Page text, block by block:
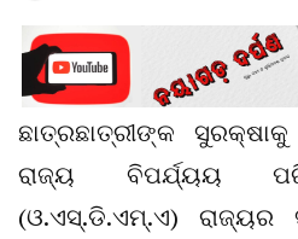
ଛାତ୍ରଛାତ୍ରୀଙ୍କ
ରାଜ୍ୟ ବିପର୍ଯ୍ୟୟ
(ଓ.ଏସ୍.ଡି.ଏମ୍.ଏ) ରାଜ୍ୟର